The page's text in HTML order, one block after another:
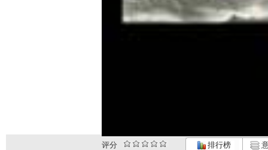
评分 排行榜